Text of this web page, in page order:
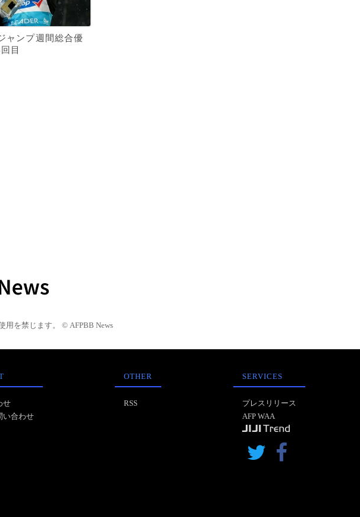
ャンプ週間総合優
目
用を禁じます。 © AFPBB News
せ
い合わせ
OTHER
RSS
SERVICES
プレスリリース
AFP WAA